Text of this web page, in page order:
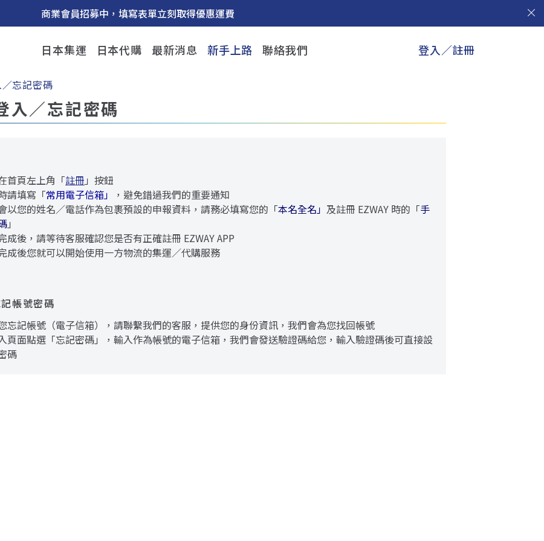
商業會員招募中，填寫表單立刻取得優惠運費
日本集運 日本代購 最新消息 新手上路 聯絡我們 登入／註冊
忘記密碼
入／忘記密碼
首頁左上角「註冊 」按鈕
請填寫「常用電子信箱」
，避免錯過我們的重要通知
以您的姓名／電話作為包裹預設的申報資料，請務必填寫您的「本名全名」 及註冊 EZWAY 時的「手
」
成後，請等待客服確認您是否有正確註冊 EZWAY APP
成後您就可以開始使用一方物流的集運／代購服務
帳號密碼
忘記帳號（電子信箱），請聯繫我們的客服，提供您的身份資訊，我們會為您找回帳號
頁面點選「忘記密碼」，輸入作為帳號的電子信箱，我們會發送驗證碼給您，輸入驗證碼後可直接設
碼